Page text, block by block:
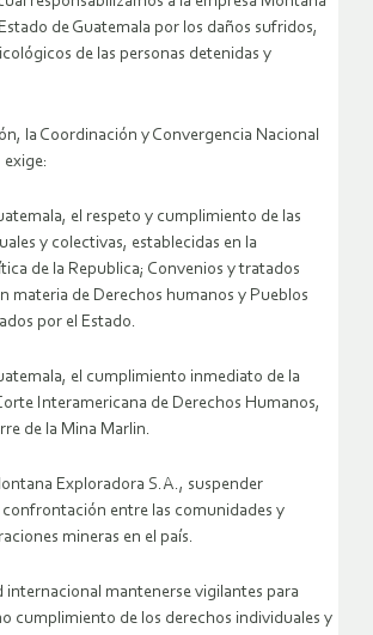
de Guatemala por los daños sufridos,
de las personas detenidas y
la Coordinación y Convergencia Nacional
exige:
el respeto y cumplimiento de las
y colectivas, establecidas en la
de la Republica; Convenios y tratados
materia de Derechos humanos y Pueblos
por el Estado.
el cumplimiento inmediato de la
Interamericana de Derechos Humanos,
de la Mina Marlin.
Exploradora S.A., suspender
entre las comunidades y
mineras en el país.
internacional mantenerse vigilantes para
cumplimiento de los derechos individuales y